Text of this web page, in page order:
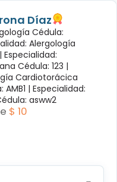
Díaz
Cédula:
Alergología
Especialidad:
Cédula: 123 |
Cardiotorácica
| Especialidad:
asww2
$ 10